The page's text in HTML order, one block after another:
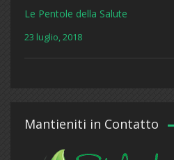
Le Pentole della Salute
23 luglio, 2018
Mantieniti in Contatto